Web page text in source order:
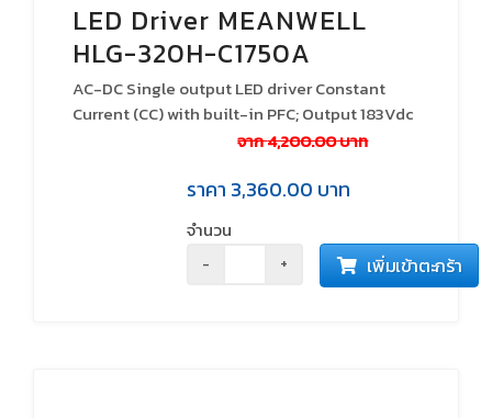
LED Driver MEANWELL
HLG-320H-C1750A
AC-DC Single output LED driver Constant
Current (CC) with built-in PFC; Output 183Vdc
at 1.7A; IP65; Cable output; CC with
จาก4,200.00บาท
ราคา 3,360.00 บาท
จำนวน
- + เพิ่มเข้าตะกร้า